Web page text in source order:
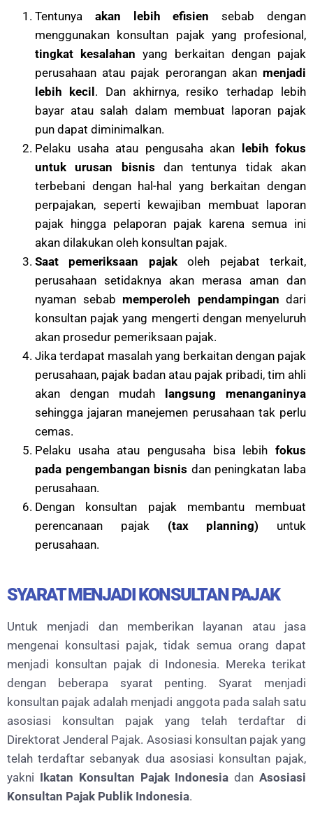
Tentunya akan lebih efisien sebab dengan
menggunakan konsultan pajak yang profesional,
tingkat kesalahan yang berkaitan dengan pajak
perusahaan atau pajak perorangan akan menjadi
lebih kecil. Dan akhirnya, resiko terhadap lebih
bayar atau salah dalam membuat laporan pajak
pun dapat diminimalkan.
Pelaku usaha atau pengusaha akan lebih fokus
untuk urusan bisnis dan tentunya tidak akan
terbebani dengan hal-hal yang berkaitan dengan
perpajakan, seperti kewajiban membuat laporan
pajak hingga pelaporan pajak karena semua ini
akan dilakukan oleh konsultan pajak.
Saat pemeriksaan pajakoleh pejabat terkait,
perusahaan setidaknya akan merasa aman dan
nyaman sebab memperoleh pendampingan dari
konsultan pajak yang mengerti dengan menyeluruh
akan prosedur pemeriksaan pajak.
Jika terdapat masalah yang berkaitan dengan pajak
perusahaan, pajak badan atau pajak pribadi, tim ahli
akan dengan mudah langsung menanganinya
sehingga jajaran manejemen perusahaan tak perlu
cemas.
Pelaku usaha atau pengusaha bisa lebih fokus
pada pengembangan bisnis dan peningkatan laba
perusahaan.
Dengan konsultan pajak membantu membuat
perencanaan pajak (tax planning) untuk
perusahaan.
SYARAT MENJADI KONSULTAN PAJAK
Untuk menjadi dan memberikan layanan atau jasa
mengenai konsultasi pajak, tidak semua orang dapat
menjadi konsultan pajak di Indonesia. Mereka terikat
dengan beberapa syarat penting.Syarat menjadi
konsultan pajak adalah menjadi anggota pada salah satu
asosiasi konsultan pajak yang telah terdaftar di
Direktorat Jenderal Pajak. Asosiasi konsultan pajak yang
telah terdaftar sebanyak dua asosiasi konsultan pajak,
yakni Ikatan Konsultan Pajak Indonesia danAsosiasi
Konsultan Pajak Publik Indonesia.